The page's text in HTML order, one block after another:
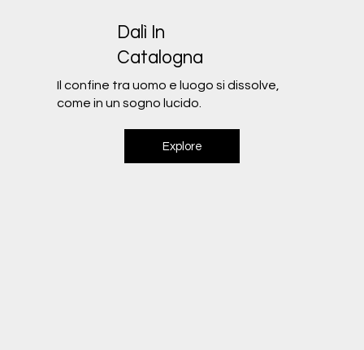
Dalì In
Catalogna
Il confine tra uomo e luogo si dissolve,
come in un sogno lucido.
Explore